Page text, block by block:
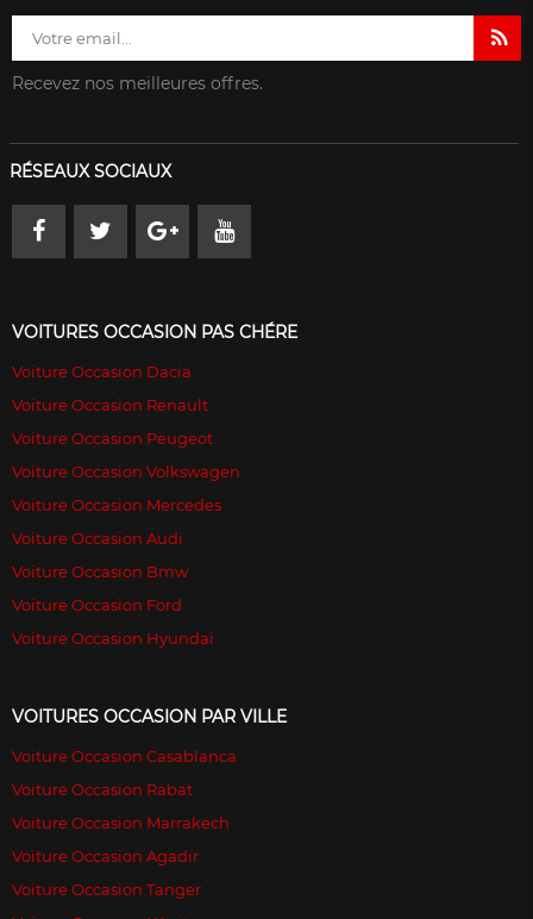
Recevez nos meilleures offres.
RÉSEAUX SOCIAUX
VOITURES OCCASION PAS CHÉRE
Voiture Occasion Dacia
Voiture Occasion Renault
Voiture Occasion Peugeot
Voiture Occasion Volkswagen
Voiture Occasion Mercedes
Voiture Occasion Audi
Voiture Occasion Bmw
Voiture Occasion Ford
Voiture Occasion Hyundai
VOITURES OCCASION PAR VILLE
Voiture Occasion Casablanca
Voiture Occasion Rabat
Voiture Occasion Marrakech
Voiture Occasion Agadir
Voiture Occasion Tanger